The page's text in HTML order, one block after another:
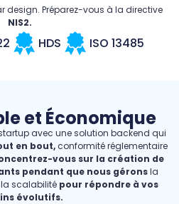
design. Préparez-vous à la directive
NIS2.
HDS ISO 13485
et Économique
avec une solution backend qui
en bout,conformité réglementaire
vous sur la création de
pendant que nous géronsla
la scalabilité pour répondre à vos
évolutifs.